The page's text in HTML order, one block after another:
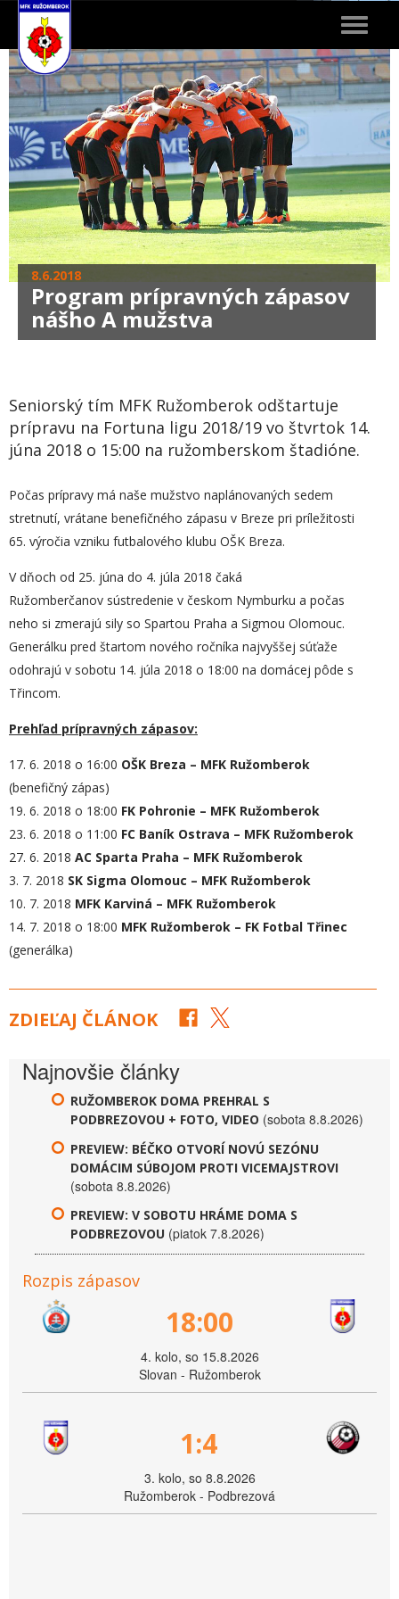
Toggle
8.6.2018
Program prípravných zápasov
nášho A mužstva
Seniorský tím MFK Ružomberok odštartuje
prípravu na Fortuna ligu 2018/19 vo štvrtok 14.
júna 2018 o 15:00 na ružomberskom štadióne.
Počas prípravy má naše mužstvo naplánovaných sedem
stretnutí, vrátane benefičného zápasu v Breze pri príležitosti
65. výročia vzniku futbalového klubu OŠK Breza.
V dňoch od 25. júna do 4. júla 2018 čaká
Ružomberčanov sústredenie v českom Nymburku a počas
neho si zmerajú sily so Spartou Praha a Sigmou Olomouc.
Generálku pred štartom nového ročníka najvyššej súťaže
odohrajú v sobotu 14. júla 2018 o 18:00 na domácej pôde s
Třincom.
Prehľad prípravných zápasov:
17. 6. 2018 o 16:00 OŠK Breza – MFK Ružomberok
(benefičný zápas)
19. 6. 2018 o 18:00 FK Pohronie – MFK Ružomberok
23. 6. 2018 o 11:00 FC Baník Ostrava – MFK Ružomberok
27. 6. 2018 AC Sparta Praha – MFK Ružomberok
3. 7. 2018 SK Sigma Olomouc – MFK Ružomberok
10. 7. 2018 MFK Karviná – MFK Ružomberok
14. 7. 2018 o 18:00 MFK Ružomberok – FK Fotbal Třinec
(generálka)
ZDIEĽAJ ČLÁNOK
Najnovšie články
RUŽOMBEROK DOMA PREHRAL S
PODBREZOVOU + FOTO, VIDEO (sobota 8.8.2026)
PREVIEW: BÉČKO OTVORÍ NOVÚ SEZÓNU
DOMÁCIM SÚBOJOM PROTI VICEMAJSTROVI
(sobota 8.8.2026)
PREVIEW: V SOBOTU HRÁME DOMA S
PODBREZOVOU (piatok 7.8.2026)
Rozpis zápasov
18:00
4. kolo, so 15.8.2026
Slovan - Ružomberok
1:4
3. kolo, so 8.8.2026
Ružomberok - Podbrezová